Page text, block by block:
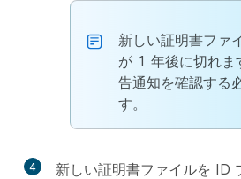
新しい証明書ファ
が 1 年後に切れま
告通知を確認する
す。
4
新しい証明書ファイルを ID